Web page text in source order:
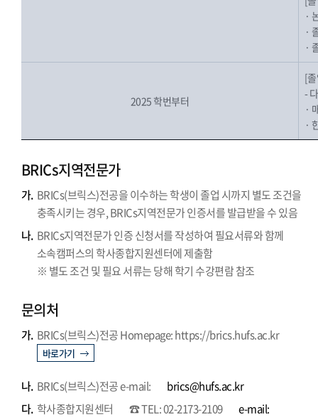
·
·
·
2025 학번부터
[
-
·
·
BRICs지역전문가
가. BRICs(브릭스)전공을 이수하는 학생이 졸업 시까지 별도 조건을
충족시키는 경우, BRICs지역전문가 인증서를 발급받을 수 있음
나. BRICs지역전문가 인증 신청서를 작성하여 필요서류와 함께
소속캠퍼스의 학사종합지원센터에 제출함
※ 별도 조건 및 필요 서류는 당해 학기 수강편람 참조
문의처
가. BRICs(브릭스)전공 Homepage: https://brics.hufs.ac.kr
바로가기
나. BRICs(브릭스)전공 e-mail:
brics@hufs.ac.kr
다. 학사종합지원센터 ☎ TEL: 02-2173-2109
e-mail: